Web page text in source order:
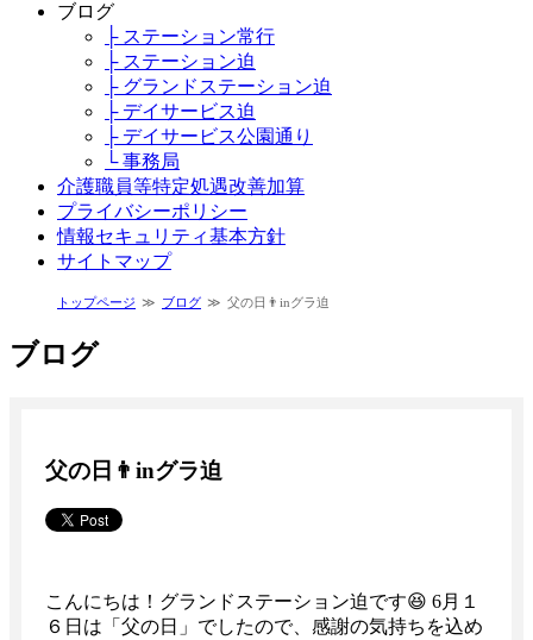
ブログ
├ ステーション常行
├ ステーション迫
├ グランドステーション迫
├ デイサービス迫
├ デイサービス公園通り
└ 事務局
介護職員等特定処遇改善加算
プライバシーポリシー
情報セキュリティ基本方針
サイトマップ
トップページ ブログ 父の日👨inグラ迫
ブログ
父の日👨inグラ迫
こんにちは！グランドステーション迫です😆 6月１
６日は「父の日」でしたので、感謝の気持ちを込め